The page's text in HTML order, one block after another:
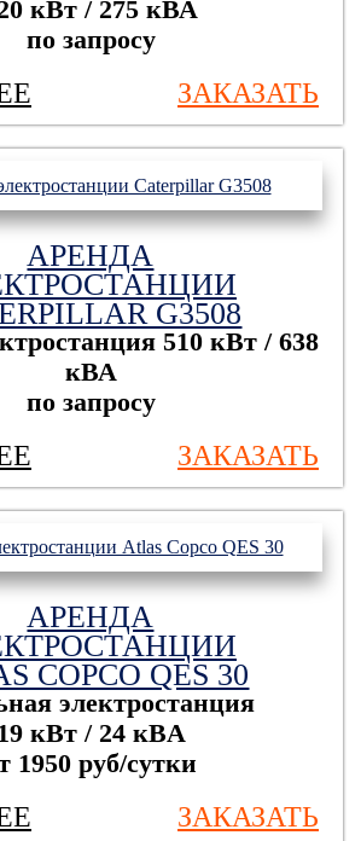
кВт / 275 кВА
по запросу
ЗАКАЗАТЬ
АРЕНДА
G3508
510 кВт / 638
кВА
по запросу
ЗАКАЗАТЬ
АРЕНДА
COPCO QES 30
электростанция
кВт / 24 кBА
1950 руб/сутки
ЗАКАЗАТЬ